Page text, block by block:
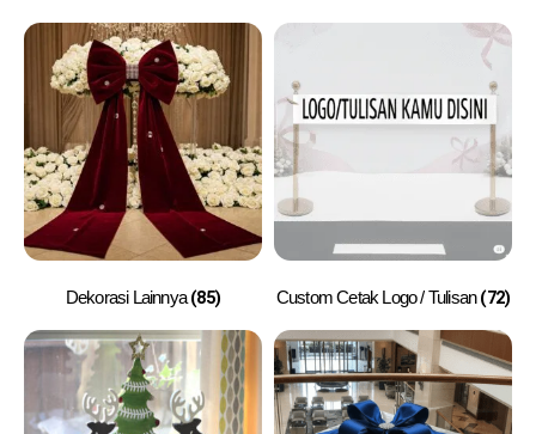
Dekorasi Lainnya(85) Custom Cetak Logo / Tulisan(72)